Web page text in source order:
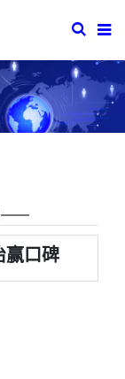
――
赢口碑